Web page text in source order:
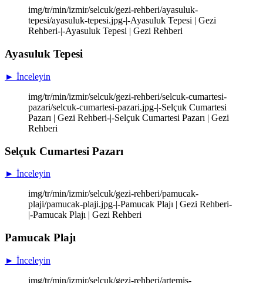
img/tr/min/izmir/selcuk/gezi-rehberi/ayasuluk-
tepesi/ayasuluk-tepesi.jpg-|-Ayasuluk Tepesi | Gezi
Rehberi-|-Ayasuluk Tepesi | Gezi Rehberi
Ayasuluk Tepesi
► İnceleyin
img/tr/min/izmir/selcuk/gezi-rehberi/selcuk-cumartesi-
pazari/selcuk-cumartesi-pazari.jpg-|-Selçuk Cumartesi
Pazarı | Gezi Rehberi-|-Selçuk Cumartesi Pazarı | Gezi
Rehberi
Selçuk Cumartesi Pazarı
► İnceleyin
img/tr/min/izmir/selcuk/gezi-rehberi/pamucak-
plaji/pamucak-plaji.jpg-|-Pamucak Plajı | Gezi Rehberi-
|-Pamucak Plajı | Gezi Rehberi
Pamucak Plajı
► İnceleyin
img/tr/min/izmir/selcuk/gezi-rehberi/artemis-